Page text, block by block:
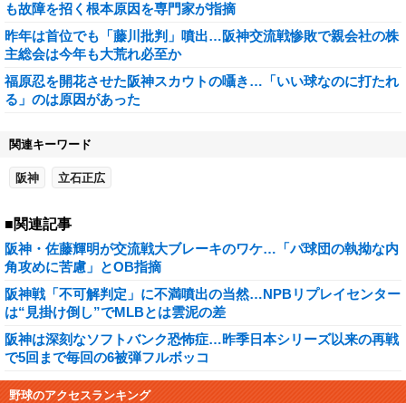
も故障を招く根本原因を専門家が指摘
昨年は首位でも「藤川批判」噴出…阪神交流戦惨敗で親会社の株
主総会は今年も大荒れ必至か
福原忍を開花させた阪神スカウトの囁き…「いい球なのに打たれ
る」のは原因があった
関連キーワード
阪神 立石正広
■関連記事
阪神・佐藤輝明が交流戦大ブレーキのワケ…「パ球団の執拗な内
角攻めに苦慮」とOB指摘
阪神戦「不可解判定」に不満噴出の当然…NPBリプレイセンター
は“見掛け倒し”でMLBとは雲泥の差
阪神は深刻なソフトバンク恐怖症…昨季日本シリーズ以来の再戦
で5回まで毎回の6被弾フルボッコ
野球のアクセスランキング